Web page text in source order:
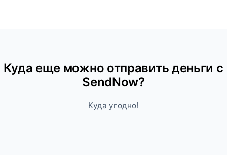
Куда ещe можно отправить деньги с
SendNow?
Куда угодно!